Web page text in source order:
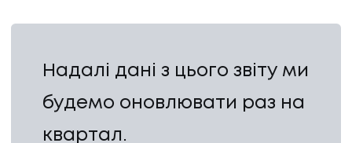
Надалі дані з цього звіту ми
будемо оновлювати раз на
квартал.